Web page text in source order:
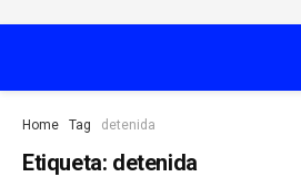
Home Tag detenida
Etiqueta: detenida